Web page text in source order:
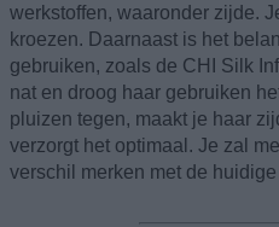
werkstoffen, waaronder zijde.
kroezen. Daarnaast is het
gebruiken, zoals de CHI Silk
nat en droog haar gebruiken
pluizen tegen, maakt je haar
verzorgt het optimaal. Je zal
verschil merken met de